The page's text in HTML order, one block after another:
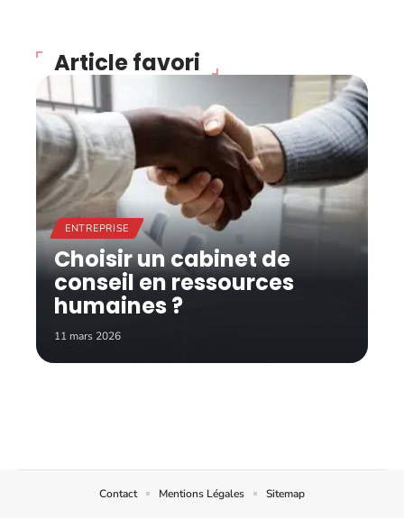
Article favori
ENTREPRISE
Choisir un cabinet de
conseil en ressources
humaines ?
11 mars 2026
Contact Mentions Légales Sitemap